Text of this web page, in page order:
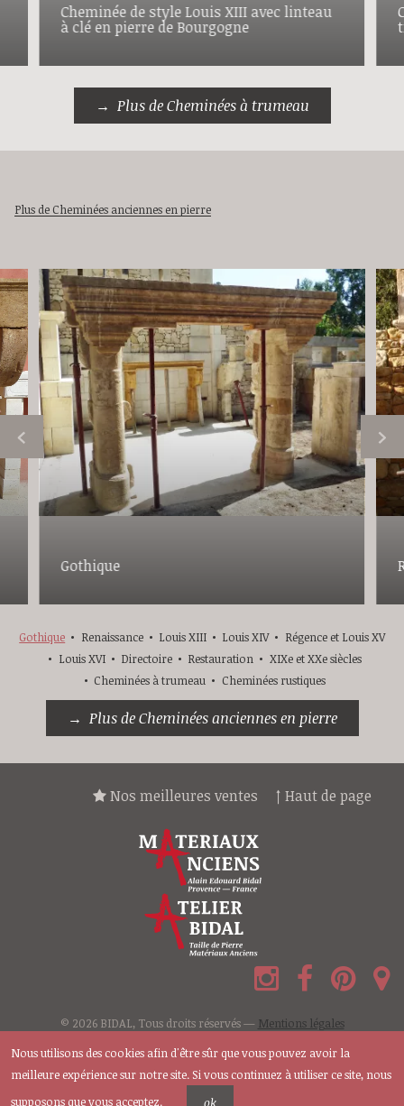
Cheminée de style Louis XIII avec linteau
à clé en pierre de Bourgogne
Plus de Cheminées à trumeau
Plus de Cheminées anciennes en pierre
Gothique
Gothique Renaissance Louis XIII Louis XIV
Régence et Louis XV
Louis XVI
Directoire Restauration
XIXe et XXe siècles
Cheminées à trumeau
Cheminées rustiques
Plus de Cheminées anciennes en pierre
↑ Haut de page
Nos meilleures ventes
© 2026 BIDAL, Tous droits réservés — Mentions légales
Nous utilisons des cookies afin d'être sûr que vous pouvez avoir la
meilleure expérience sur notre site. Si vous continuez à utiliser ce site, nous
supposons que vous acceptez.
ok